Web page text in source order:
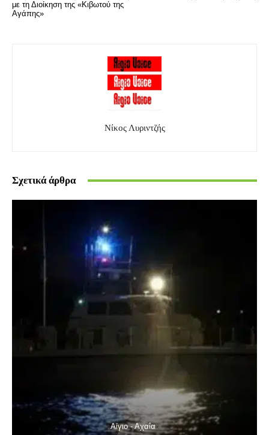
με τη Διοίκηση της «Κιβωτού της
Αγάπης»
Νίκος Λυριντζής
Σχετικά άρθρα
Αίγιο - Αχαΐα